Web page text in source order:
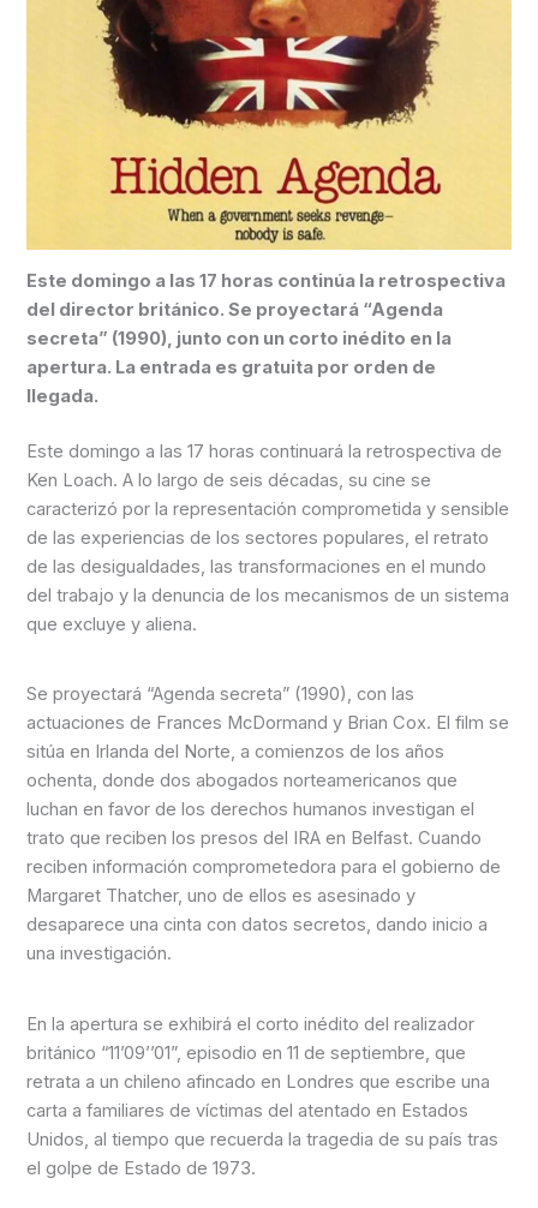
Este domingo a las 17 horas continúa la retrospectiva
del director británico. Se proyectará “Agenda
secreta” (1990), junto con un corto inédito en la
apertura. La entrada es gratuita por orden de
llegada.
Este domingo a las 17 horas continuará la retrospectiva de
Ken Loach. A lo largo de seis décadas, su cine se
caracterizó por la representación comprometida y sensible
de las experiencias de los sectores populares, el retrato
de las desigualdades, las transformaciones en el mundo
del trabajo y la denuncia de los mecanismos de un sistema
que excluye y aliena.
Se proyectará “Agenda secreta” (1990), con las
actuaciones de Frances McDormand y Brian Cox. El film se
sitúa en Irlanda del Norte, a comienzos de los años
ochenta, donde dos abogados norteamericanos que
luchan en favor de los derechos humanos investigan el
trato que reciben los presos del IRA en Belfast. Cuando
reciben información comprometedora para el gobierno de
Margaret Thatcher, uno de ellos es asesinado y
desaparece una cinta con datos secretos, dando inicio a
una investigación.
En la apertura se exhibirá el corto inédito del realizador
británico “11’09’’01”, episodio en 11 de septiembre, que
retrata a un chileno afincado en Londres que escribe una
carta a familiares de víctimas del atentado en Estados
Unidos, al tiempo que recuerda la tragedia de su país tras
el golpe de Estado de 1973.